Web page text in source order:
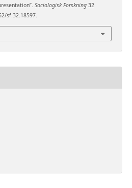
Sociologisk Forskning32
sf.32.18597.